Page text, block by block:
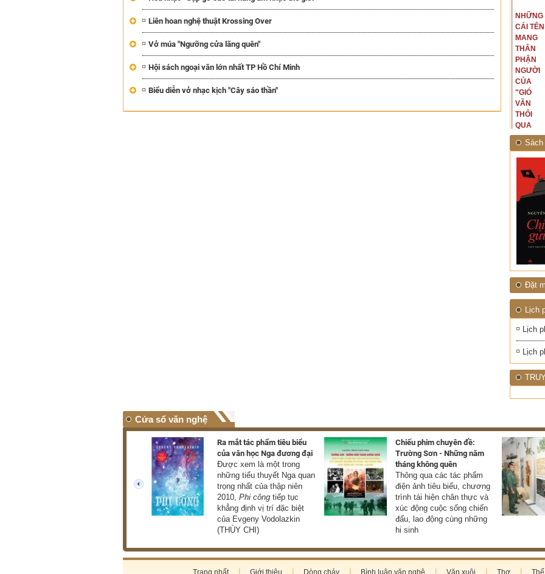
Liên hoan nghệ thuật Krossing Over
Vở múa "Ngưỡng cửa lãng quên"
Hội sách ngoại văn lớn nhất TP Hồ Chí Minh
Biểu diễn vở nhạc kịch "Cây sáo thần"
NHỮNG
NHỮNG
TÔI VIẾT
công việc của sự hư cấu, một
hành trình phác dựng thế giới từ
trí tưởng tượng, nơi nhà văn tự
do tạo hình mọi thứ theo ý mình...
(TRẦN THỊ TÚ NGỌC)
ĐÃ PHẤT
THÁNG
NHỮNG
CÁI TÊN
MANG
THÂN
PHẬN
NGƯỜI
CỦA
"GIÓ
VẪN
THỔI
QUA
RỪNG
NHIỆT
ĐỚI"
Đặt
Lịch
Lịch
Lịch
Cửa sổ văn nghệ
phẩm tiêu biểu thuộc nhiều
Ra mắt tác phẩm tiêu biểu
của văn học Nga đương đại
Được xem là một trong
những tiểu thuyết Nga quan
trọng nhất của thập niên
2010, Phi công tiếp tục
khẳng định vị trí đặc biệt
của Evgeny Vodolazkin
(THÙY CHI)
Chiếu phim chuyên đề:
Trường Sơn - Những năm
tháng không quên
Thông qua các tác phẩm
điện ảnh tiêu biểu, chương
trình tái hiện chân thực và
xúc động cuộc sống chiến
đấu, lao động cùng những
hi sinh
prev